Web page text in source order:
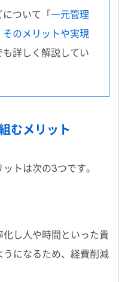
について「一元管理
のメリットや実現
も詳しく解説してい
むメリット
トは次の3つです。
し人や時間といった貴
になるため、経費削減